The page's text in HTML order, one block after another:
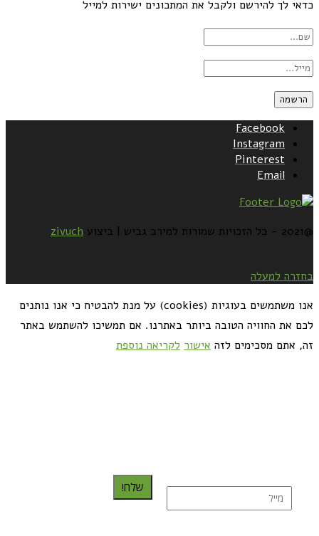
כדאי לך להירשם ולקבל את המתכונים ישירות למייל
Facebook
Instagram
Pinterest
Email
@2021 - כל הזכויות שמורות למירב גביש | ביצוע zivuch
בחזרה למעלה
אנו משתמשים בעוגיות (cookies) על מנת להבטיח כי אנו נותנים
לכם את החוויה הטובה ביותר באתרנו. אם תמשיכו להשתמש באתר
זה, אתם מסכימים לזה אישור לקריאה נוספת
שלח!